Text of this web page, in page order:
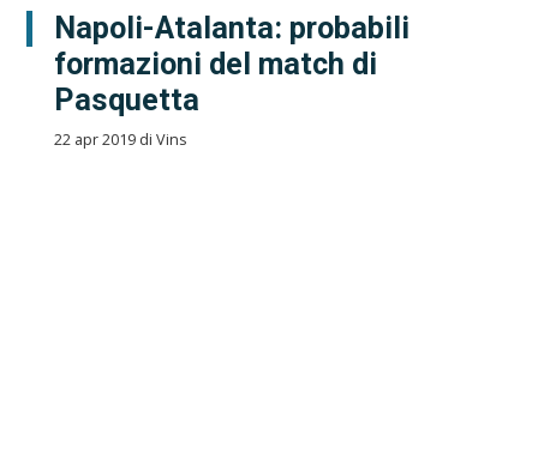
Napoli-Atalanta: probabili
formazioni del match di
Pasquetta
22 apr 2019 di Vins